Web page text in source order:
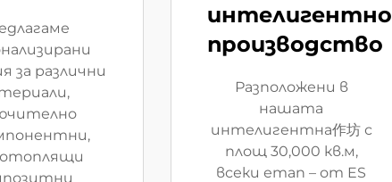
за различни
интелигентно
производство
Разположени в
нашата
интелигентна作坊 с
площ 30,000 кв.м,
всеки етап – от ES